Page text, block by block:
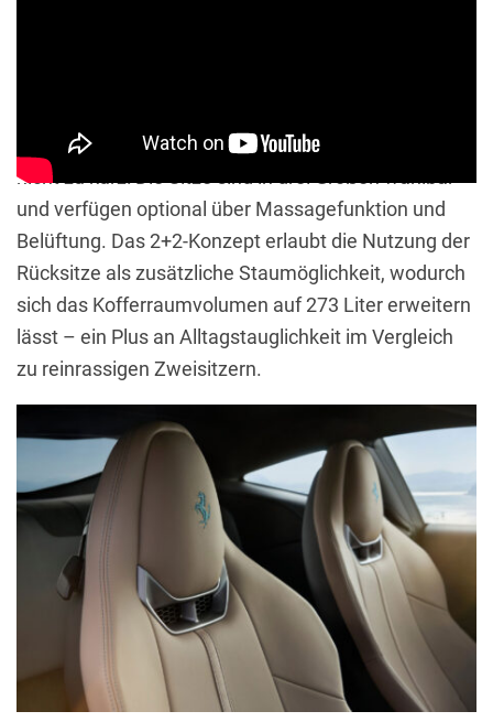
1.200 Watt Leistung. Auch die Ergonomie kommt
nicht zu kurz: Die Sitze sind in drei Größen wählbar
und verfügen optional über Massagefunktion und
Belüftung. Das 2+2-Konzept erlaubt die Nutzung der
Rücksitze als zusätzliche Staumöglichkeit, wodurch
sich das Kofferraumvolumen auf 273 Liter erweitern
lässt – ein Plus an Alltagstauglichkeit im Vergleich
zu reinrassigen Zweisitzern.